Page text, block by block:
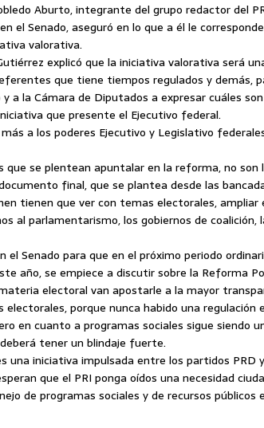
Aburto, integrante del grupo redactor del
el Senado, aseguró en lo que a él le
valorativa.
explicó que la iniciativa valorativa será
que tiene tiempos regulados y demás,
y a la Cámara de Diputados a expresar cuáles
que presente el Ejecutivo federal.
a los poderes Ejecutivo y Legislativo
que se plentean apuntalar en la reforma, no son
final, que se plantea desde las
tienen que ver con temas electorales,
al parlamentarismo, los gobiernos de coalición,
Senado para que en el próximo periodo
año, se empiece a discutir sobre la Reforma
electoral van apostarle a la mayor
electorales, porque nunca habido una regulación
en cuanto a programas sociales sigue siendo
tener un blindaje fuerte.
una iniciativa impulsada entre los partidos PRD
que el PRI ponga oídos una necesidad
de programas sociales y de recursos públicos